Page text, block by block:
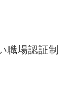
職場認証制